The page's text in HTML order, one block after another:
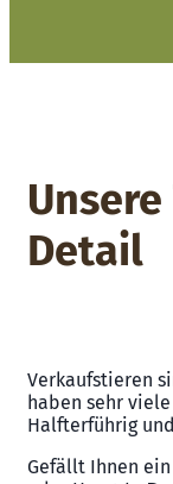
Detail
Verkaufstieren
haben sehr
Halfterführig
Gefällt Ihnen